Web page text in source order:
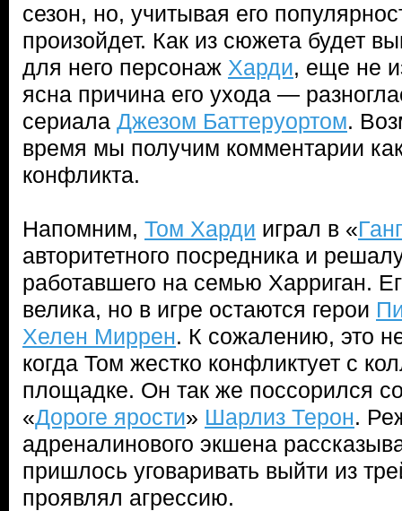
сезон, но, учитывая его
произойдет. Как из сюжета будет
для него персонаж Харди, еще не
ясна причина его ухода —
сериала Джезом Баттеруортом.
время мы получим комментарии
конфликта.
Напомним, Том Харди играл в «
авторитетного посредника и
работавшего на семью Харриган.
велика, но в игре остаются герои
Хелен Миррен. К сожалению, это
когда Том жестко конфликтует с
площадке. Он так же поссорился
«Дороге ярости» Шарлиз Терон.
адреналинового экшена
пришлось уговаривать выйти из
проявлял агрессию.